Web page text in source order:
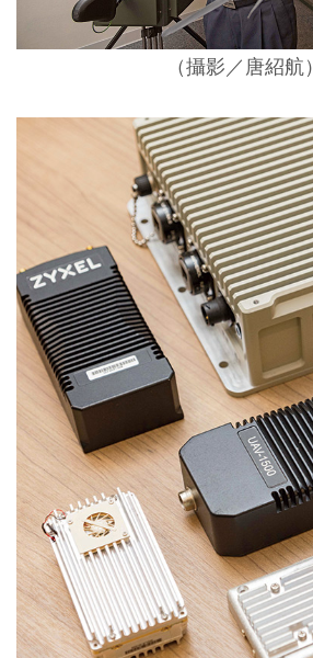
（攝影／唐紹航）